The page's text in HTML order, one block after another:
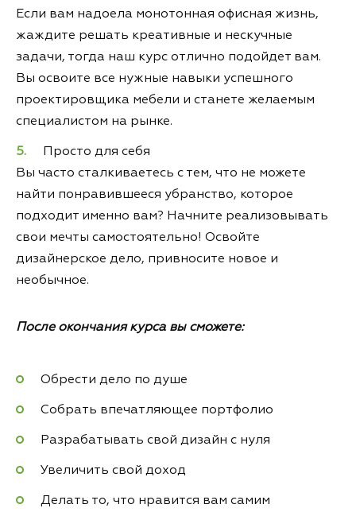
Если вам надоела монотонная офисная жизнь,
жаждите решать креативные и нескучные
задачи, тогда наш курс отлично подойдет вам.
Вы освоите все нужные навыки успешного
проектировщика мебели и станете желаемым
специалистом на рынке.
Просто для себя
Вы часто сталкиваетесь с тем, что не можете
найти понравившееся убранство, которое
подходит именно вам? Начните реализовывать
свои мечты самостоятельно! Освойте
дизайнерское дело, привносите новое и
необычное.
После окончания курса вы сможете:
Обрести дело по душе
Собрать впечатляющее портфолио
Разрабатывать свой дизайн с нуля
Увеличить свой доход
Делать то, что нравится вам самим